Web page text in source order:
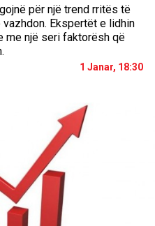
për një trend rritës të
Ekspertët e lidhin
me një seri faktorësh që
1 Janar, 18:30